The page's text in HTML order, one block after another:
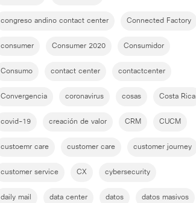
congreso andino contact center Connected Factory
consumer Consumer 2020 Consumidor
Consumo contact center contactcenter
Convergencia coronavirus cosas Costa Rica
covid-19 creación de valor CRM CUCM
custoemr care customer care customer journey
customer service CX cybersecurity
daily mail data center datos datos masivos